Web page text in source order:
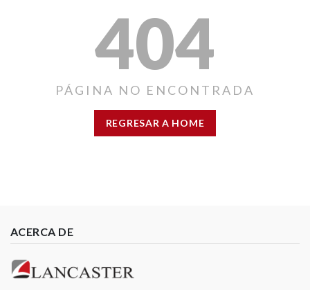
404
PÁGINA NO ENCONTRADA
REGRESAR A HOME
ACERCA DE